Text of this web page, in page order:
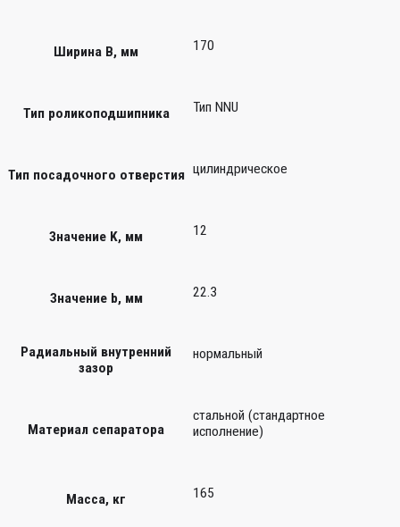
Ширина B, мм 170
Тип роликоподшипника Тип NNU
Тип посадочного отверстия цилиндрическое
Значение K, мм 12
Значение b, мм 22.3
Радиальный внутренний
зазор
нормальный
Материал сепаратора
стальной (стандартное
исполнение)
Масса, кг 165